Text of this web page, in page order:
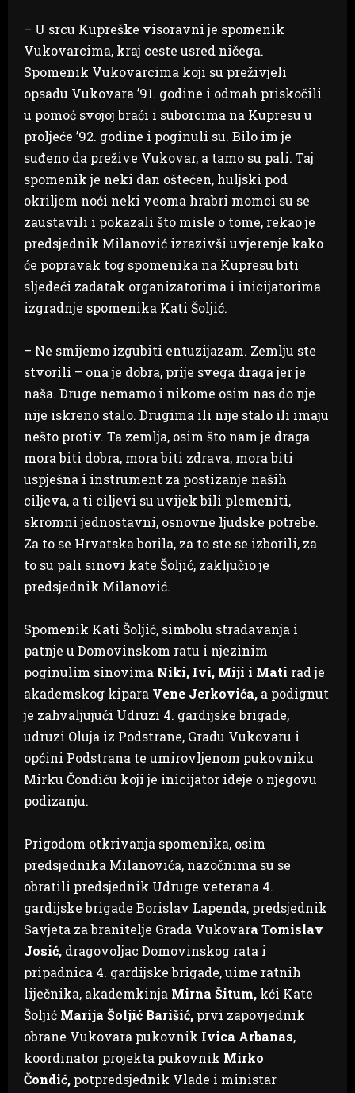
– U srcu Kupreške visoravni je spomenik
Vukovarcima, kraj ceste usred ničega.
Spomenik Vukovarcima koji su preživjeli
opsadu Vukovara ’91. godine i odmah priskočili
u pomoć svojoj braći i suborcima na Kupresu u
proljeće ’92. godine i poginuli su. Bilo im je
suđeno da prežive Vukovar, a tamo su pali. Taj
spomenik je neki dan oštećen, huljski pod
okriljem noći neki veoma hrabri momci su se
zaustavili i pokazali što misle o tome, rekao je
predsjednik Milanović izrazivši uvjerenje kako
će popravak tog spomenika na Kupresu biti
sljedeći zadatak organizatorima i inicijatorima
izgradnje spomenika Kati Šoljić.
– Ne smijemo izgubiti entuzijazam. Zemlju ste
stvorili – ona je dobra, prije svega draga jer je
naša. Druge nemamo i nikome osim nas do nje
nije iskreno stalo. Drugima ili nije stalo ili imaju
nešto protiv. Ta zemlja, osim što nam je draga
mora biti dobra, mora biti zdrava, mora biti
uspješna i instrument za postizanje naših
ciljeva, a ti ciljevi su uvijek bili plemeniti,
skromni jednostavni, osnovne ljudske potrebe.
Za to se Hrvatska borila, za to ste se izborili, za
to su pali sinovi kate Šoljić, zaključio je
predsjednik Milanović.
Spomenik Kati Šoljić, simbolu stradavanja i
patnje u Domovinskom ratu i njezinim
poginulim sinovima Niki, Ivi, Miji i Mati rad je
akademskog kipara Vene Jerkovića, a podignut
je zahvaljujući Udruzi 4. gardijske brigade,
udruzi Oluja iz Podstrane, Gradu Vukovaru i
općini Podstrana te umirovljenom pukovniku
Mirku Čondiću koji je inicijator ideje o njegovu
podizanju.
Prigodom otkrivanja spomenika, osim
predsjednika Milanovića, nazočnima su se
obratili predsjednik Udruge veterana 4.
gardijske brigade Borislav Lapenda, predsjednik
Savjeta za branitelje Grada Vukovara Tomislav
Josić, dragovoljac Domovinskog rata i
pripadnica 4. gardijske brigade, uime ratnih
liječnika, akademkinja Mirna Šitum, kći Kate
Šoljić Marija Šoljić Barišić, prvi zapovjednik
obrane Vukovara pukovnik Ivica Arbanas,
koordinator projekta pukovnik Mirko
Čondić, potpredsjednik Vlade i ministar